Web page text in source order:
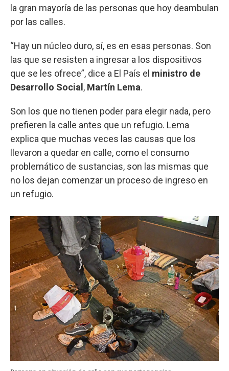
la gran mayoría de las personas que hoy deambulan
por las calles.
“Hay un núcleo duro, sí, es en esas personas. Son
las que se resisten a ingresar a los dispositivos
que se les ofrece”, dice a El País el ministro de
Desarrollo Social , Martín Lema.
Son los que no tienen poder para elegir nada, pero
prefieren la calle antes que un refugio. Lema
explica que muchas veces las causas que los
llevaron a quedar en calle, como el consumo
problemático de sustancias, son las mismas que
no los dejan comenzar un proceso de ingreso en
un refugio.